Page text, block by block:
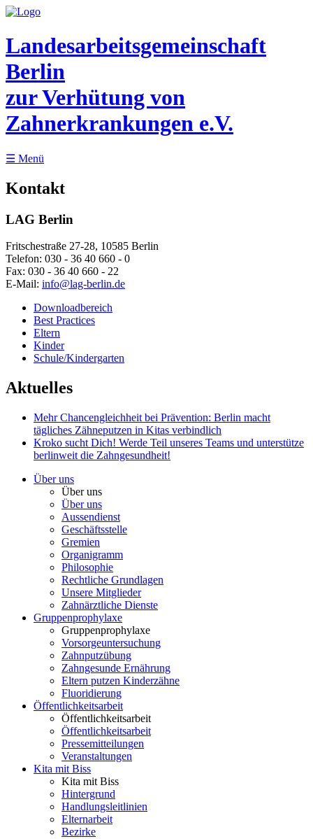
Landesarbeitsgemeinschaft
Berlin
zur Verhütung von
Zahnerkrankungen e.V.
☰ Menü
Kontakt
LAG Berlin
Fritschestraße 27-28, 10585 Berlin
Telefon: 030 - 36 40 660 - 0
Fax: 030 - 36 40 660 - 22
E-Mail: info@lag-berlin.de
Downloadbereich
Best Practices
Eltern
Kinder
Schule/Kindergarten
Aktuelles
Mehr Chancengleichheit bei Prävention: Berlin macht
tägliches Zähneputzen in Kitas verbindlich
Kroko sucht Dich! Werde Teil unseres Teams und unterstütze
berlinweit die Zahngesundheit!
Über uns
Über uns
Über uns
Aussendienst
Geschäftsstelle
Gremien
Organigramm
Philosophie
Rechtliche Grundlagen
Unsere Mitglieder
Zahnärztliche Dienste
Gruppenprophylaxe
Gruppenprophylaxe
Vorsorgeuntersuchung
Zahnputzübung
Zahngesunde Ernährung
Eltern putzen Kinderzähne
Fluoridierung
Öffentlichkeitsarbeit
Öffentlichkeitsarbeit
Öffentlichkeitsarbeit
Pressemitteilungen
Veranstaltungen
Kita mit Biss
Kita mit Biss
Hintergrund
Handlungsleitlinien
Elternarbeit
Bezirke